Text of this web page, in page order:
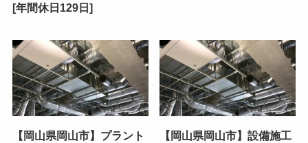
[年間休日129日]
【岡山県岡山市】プラント
【岡山県岡山市】設備施工